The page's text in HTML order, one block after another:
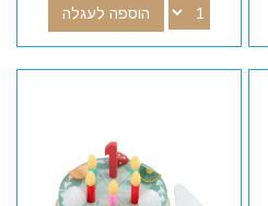
הוספה לעגלה